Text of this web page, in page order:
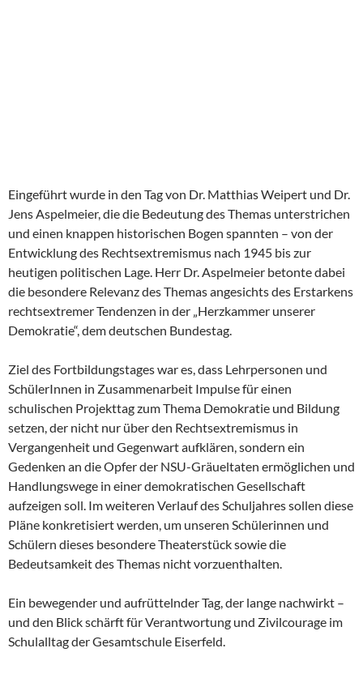
Eingeführt wurde in den Tag von Dr. Matthias Weipert und Dr.
Jens Aspelmeier, die die Bedeutung des Themas unterstrichen
und einen knappen historischen Bogen spannten – von der
Entwicklung des Rechtsextremismus nach 1945 bis zur
heutigen politischen Lage. Herr Dr. Aspelmeier betonte dabei
die besondere Relevanz des Themas angesichts des Erstarkens
rechtsextremer Tendenzen in der „Herzkammer unserer
Demokratie“, dem deutschen Bundestag.
Ziel des Fortbildungstages war es, dass Lehrpersonen und
SchülerInnen in Zusammenarbeit Impulse für einen
schulischen Projekttag zum Thema Demokratie und Bildung
setzen, der nicht nur über den Rechtsextremismus in
Vergangenheit und Gegenwart aufklären, sondern ein
Gedenken an die Opfer der NSU-Gräueltaten ermöglichen und
Handlungswege in einer demokratischen Gesellschaft
aufzeigen soll. Im weiteren Verlauf des Schuljahres sollen diese
Pläne konkretisiert werden, um unseren Schülerinnen und
Schülern dieses besondere Theaterstück sowie die
Bedeutsamkeit des Themas nicht vorzuenthalten.
Ein bewegender und aufrüttelnder Tag, der lange nachwirkt –
und den Blick schärft für Verantwortung und Zivilcourage im
Schulalltag der Gesamtschule Eiserfeld.